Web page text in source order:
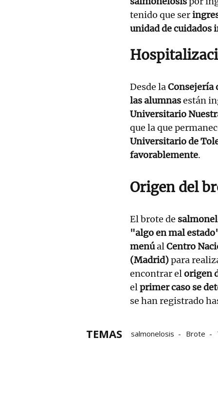
tenido que ser
unidad de cuidados
Desde laConsejería
las alumnasestán
Universitario
que la que
Universitario de
favorablemente.
Origen del
El brote de
"algo en mal
menúalCentro
(Madrid)para
encontrar elorigen
elprimer caso se
se han registrado
TEMAS salmonelosis Brote